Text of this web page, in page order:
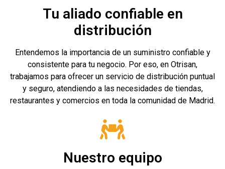
Tu aliado confiable en
distribución
Entendemos la importancia de un suministro confiable y
consistente para tu negocio. Por eso, en Otrisan,
trabajamos para ofrecer un servicio de distribución puntual
y seguro, atendiendo a las necesidades de tiendas,
restaurantes y comercios en toda la comunidad de Madrid.
Nuestro equipo